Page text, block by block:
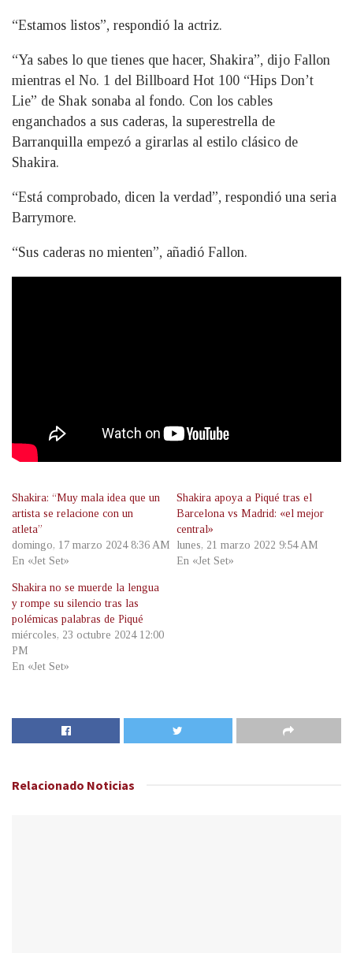
“Estamos listos”, respondió la actriz.
“Ya sabes lo que tienes que hacer, Shakira”, dijo Fallon
mientras el No. 1 del Billboard Hot 100 “Hips Don’t
Lie” de Shak sonaba al fondo. Con los cables
enganchados a sus caderas, la superestrella de
Barranquilla empezó a girarlas al estilo clásico de
Shakira.
“Está comprobado, dicen la verdad”, respondió una seria
Barrymore.
“Sus caderas no mienten”, añadió Fallon.
Shakira: “Muy mala idea que un
artista se relacione con un
atleta”
domingo, 17 marzo 2024 8:36 AM
En «Jet Set»
Shakira apoya a Piqué tras el
Barcelona vs Madrid: «el mejor
central»
lunes, 21 marzo 2022 9:54 AM
En «Jet Set»
Shakira no se muerde la lengua
y rompe su silencio tras las
polémicas palabras de Piqué
miércoles, 23 octubre 2024 12:00
PM
En «Jet Set»
Relacionado Noticias